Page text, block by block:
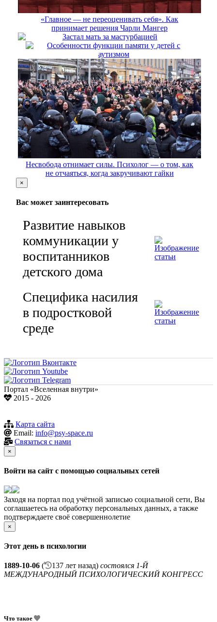
«Главное — не переоценивать себя». Как
принимает решения Чарли Мангер
Застал мать за мастурбацией
Особенности функции памяти у детей с
аутизмом
Несвобода отнимает силы. Психолог — о том, как
не отчаяться, когда закручивают гайки
×
Вас может заинтересовать
Развитие навыков
коммуникации у
воспитанников
детского дома
Специфика насилия
в подростковой
среде
Портал «Вселенная внутри»
2015 - 2026
Карта сайта
Email: info@psy-space.ru
Связаться с нами
×
Войти на сайт с помощью социальных сетей
Заходя на портал под учётной записью социальной сети, Вы
соглашаетесь на обработку персональных данных, а также
подтверждаете своё совершеннолетие
×
Этот день в психологии
1889-10-06 ( 137 лет назад) состоялся 1-Й
МЕЖДУНАРОДНЫЙ ПСИХОЛОГИЧЕСКИЙ КОНГРЕСС
Что такое